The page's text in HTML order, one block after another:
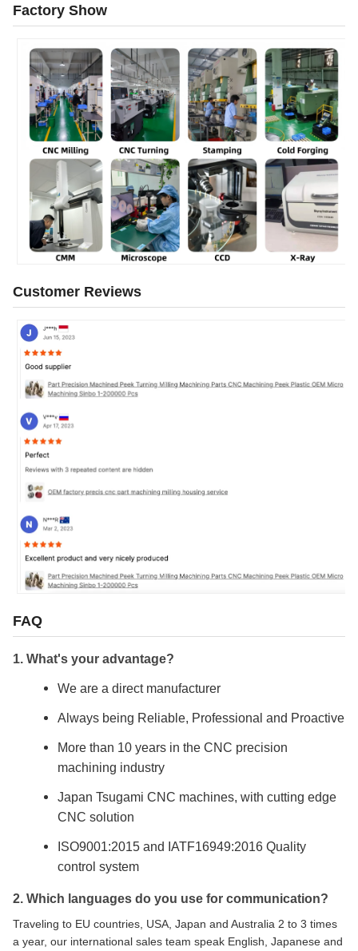
Factory Show
Customer Reviews
FAQ
1. What's your advantage?
We are a direct manufacturer
Always being Reliable, Professional and Proactive
More than 10 years in the CNC precision
machining industry
Japan Tsugami CNC machines, with cutting edge
CNC solution
ISO9001:2015 and IATF16949:2016 Quality
control system
2. Which languages do you use for communication?
Traveling to EU countries, USA, Japan and Australia 2 to 3 times
a year, our international sales team speak English, Japanese and